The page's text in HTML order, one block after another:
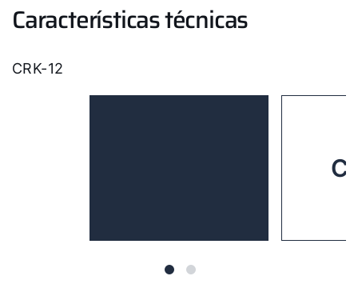
Características técnicas
CRK-12